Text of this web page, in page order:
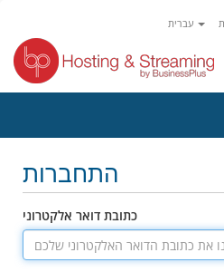
התחברות
כתובת דואר אלקטרוני